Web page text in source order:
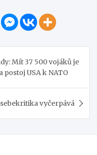
Mít 37 500 vojáků je
USA k NATO
vyčerpává